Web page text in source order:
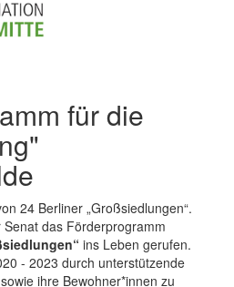
für die
24 Berliner „Großsiedlungen“.
das Förderprogramm
ins Leben gerufen.
- 2023 durch unterstützende
ihre Bewohner*innen zu